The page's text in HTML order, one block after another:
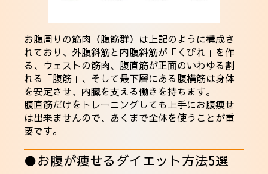
お腹周りの筋肉（腹筋群）は上記のように構成さ
れており、外腹斜筋と内腹斜筋が「くびれ」を作
る、ウェストの筋肉、腹直筋が正面のいわゆる割
れる「腹筋」、そして最下層にある腹横筋は身体
を安定させ、内臓を支える働きを持ちます。
腹直筋だけをトレーニングしても上手にお腹痩せ
は出来ませんので、あくまで全体を使うことが重
要です。
●お腹が痩せるダイエット方法5選